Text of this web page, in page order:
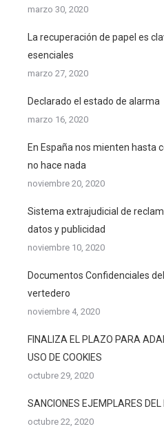
marzo 30, 2020
La recuperación de papel es
esenciales
marzo 27, 2020
Declarado el estado de alarma
marzo 16, 2020
En España nos mienten hasta
no hace nada
noviembre 20, 2020
Sistema extrajudicial de
datos y publicidad
noviembre 10, 2020
Documentos Confidenciales
vertedero
noviembre 4, 2020
FINALIZA EL PLAZO PARA
USO DE COOKIES
octubre 29, 2020
SANCIONES EJEMPLARES DEL
octubre 22, 2020